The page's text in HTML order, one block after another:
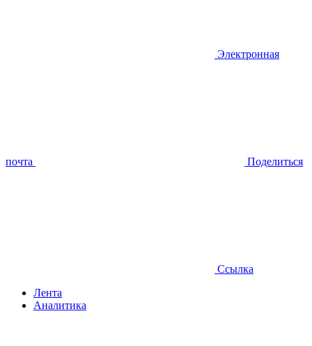
Электронная
почта Поделиться
Ссылка
Лента
Аналитика